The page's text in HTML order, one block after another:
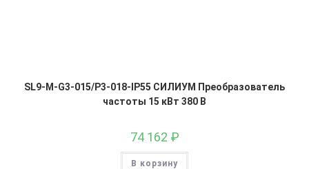
SL9-M-G3-015/P3-018-IP55 СИЛИУМ Преобразователь
частоты 15 кВт 380 В
74 162 ₽
В корзину